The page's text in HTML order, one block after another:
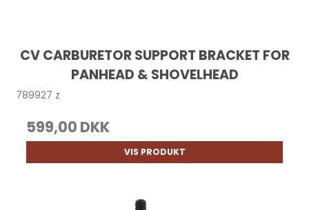
CV CARBURETOR SUPPORT BRACKET FOR
PANHEAD & SHOVELHEAD
789927 z
599,00 DKK
VIS PRODUKT